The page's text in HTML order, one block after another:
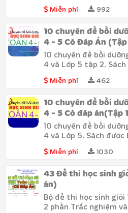
Miễn phí 992
10 chuyên đề bồi
4 - 5 Có Đáp Án
10 chuyên đề bồi
4 và Lớp 5 tập 2. Sách
Miễn phí 462
10 chuyên đề bồi
4 - 5 Có đáp án(Tập
10 chuyên đề bồi
4 và Lớp 5. Sách được
Miễn phí 1030
43 Đề thi học sinh
án)
Bộ đề thi học sinh
2 phần Trắc nghiệm